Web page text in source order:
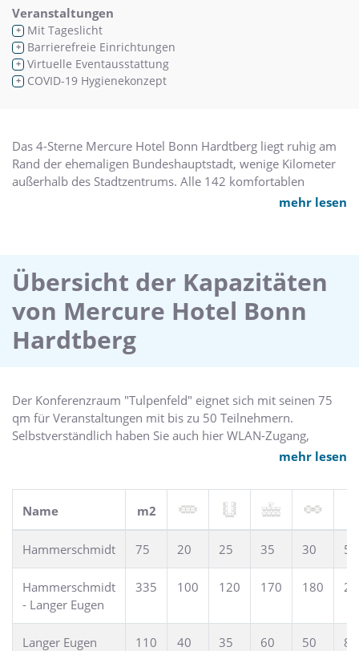
Veranstaltungen
+ Mit Tageslicht
+ Barrierefreie Einrichtungen
+ Virtuelle Eventausstattung
+ COVID-19 Hygienekonzept
Das 4-Sterne Mercure Hotel Bonn Hardtberg liegt ruhig am
Rand der ehemaligen Bundeshauptstadt, wenige Kilometer
außerhalb des Stadtzentrums. Alle 142 komfortablen
Zimmer haben Wi-Fi. Die 8 klimatisierten Tagungsräume
Köln/Bonn und Düsseldorf sind 30 km bzw. 80 km entfernt.
Per Auto reisen Sie über die A565 an, gebührenpflichtige
Parkplätze vorhanden.
mehr lesen
Übersicht der Kapazitäten
von Mercure Hotel Bonn
Hardtberg
Der Konferenzraum "Tulpenfeld" eignet sich mit seinen 75
qm für Veranstaltungen mit bis zu 50 Teilnehmern.
Selbstverständlich haben Sie auch hier WLAN-Zugang,
Tageslicht und eine Klimaanlage. Tische und Stühle können
mehr lesen
Name m2
Hammerschmidt 75 20 25 35 30 50
Hammerschmidt
- Langer Eugen
335 100 120 170 180
Langer Eugen 110 40 35 60 50 80